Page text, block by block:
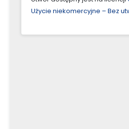
Użycie niekomercyjne – Bez